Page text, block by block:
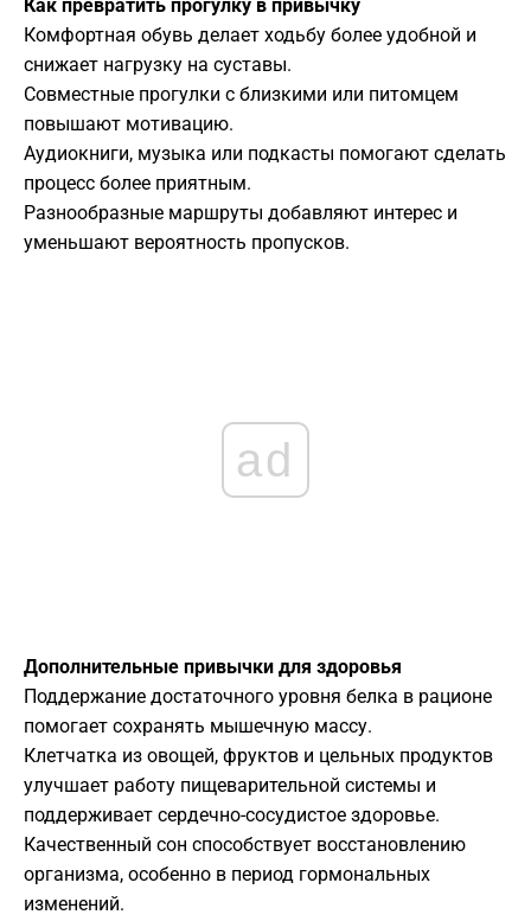
Как превратить прогулку в привычку
Комфортная обувь делает ходьбу более удобной и
снижает нагрузку на суставы.
Совместные прогулки с близкими или питомцем
повышают мотивацию.
Аудиокниги, музыка или подкасты помогают сделать
процесс более приятным.
Разнообразные маршруты добавляют интерес и
уменьшают вероятность пропусков.
ad
Дополнительные привычки для здоровья
Поддержание достаточного уровня белка в рационе
помогает сохранять мышечную массу.
Клетчатка из овощей, фруктов и цельных продуктов
улучшает работу пищеварительной системы и
поддерживает сердечно-сосудистое здоровье.
Качественный сон способствует восстановлению
организма, особенно в период гормональных
изменений.